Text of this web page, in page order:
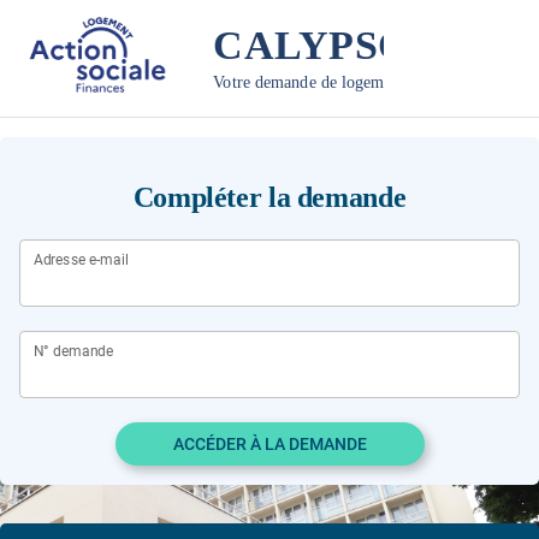
CALYPSO
Votre demande de logement social
Compléter la demande
Adresse e-mail
N° demande
ACCÉDER À LA DEMANDE